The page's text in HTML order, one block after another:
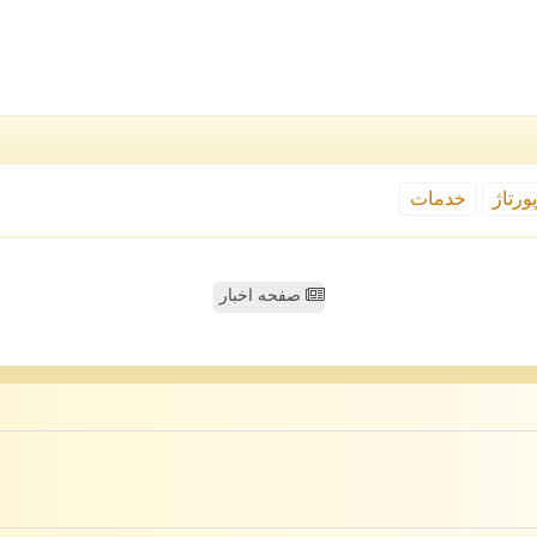
خدمات
صفحه اخبار